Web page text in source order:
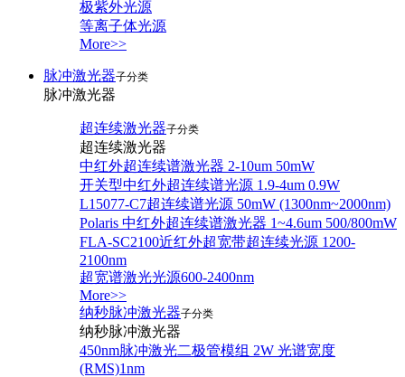
极紫外光源
等离子体光源
More>>
脉冲激光器子分类
脉冲激光器
超连续激光器子分类
超连续激光器
中红外超连续谱激光器 2-10um 50mW
开关型中红外超连续谱光源 1.9-4um 0.9W
L15077-C7超连续谱光源 50mW (1300nm~2000nm)
Polaris 中红外超连续谱激光器 1~4.6um 500/800mW
FLA-SC2100近红外超宽带超连续光源 1200-
2100nm
超宽谱激光光源600-2400nm
More>>
纳秒脉冲激光器子分类
纳秒脉冲激光器
450nm脉冲激光二极管模组 2W 光谱宽度
(RMS)1nm